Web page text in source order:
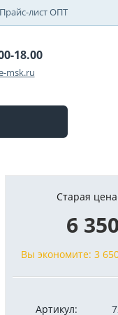
Прайс-лист ОПТ
18.00
msk.ru
Старая
6 350
Вы экономите: 3
Артикул: